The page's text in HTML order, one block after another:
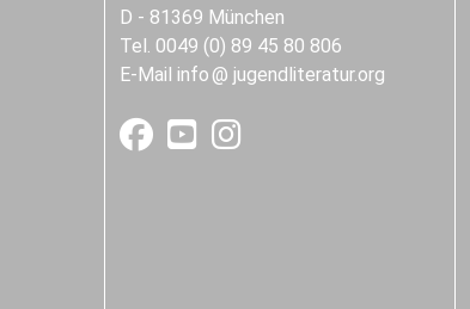
D - 81369 München
Tel. 0049 (0) 89 45 80 806
E-Mail info jugendliteratur.org